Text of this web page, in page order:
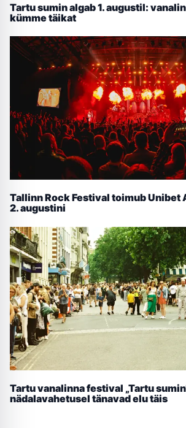
Tartu sumin algab 1. augustil:
kümme täikat
Tallinn Rock Festival toimub Unibet
2. augustini
Tartu vanalinna festival „Tartu
nädalavahetusel tänavad elu täis